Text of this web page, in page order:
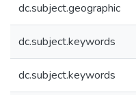
dc.subject.geographic
dc.subject.keywords
dc.subject.keywords